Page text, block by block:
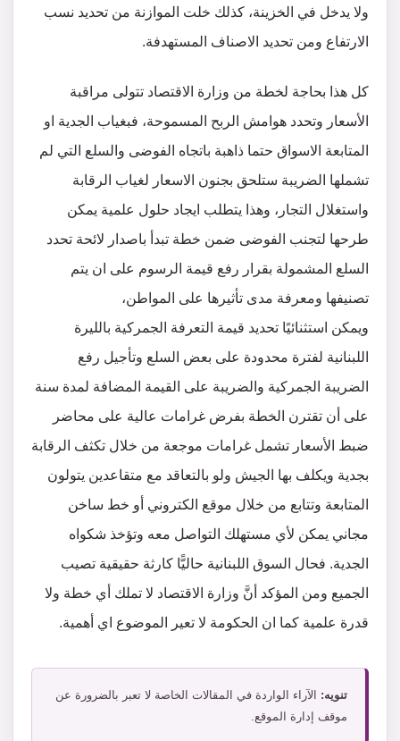
ولا يدخل في الخزينة، كذلك خلت الموازنة من تحديد نسب
الارتفاع ومن تحديد الاصناف المستهدفة.
كل هذا بحاجة لخطة من وزارة الاقتصاد تتولى مراقبة
الأسعار وتحدد هوامش الربح المسموحة، فبغياب الجدية او
المتابعة الاسواق حتما ذاهبة باتجاه الفوضى والسلع التي لم
تشملها الضريبة ستلحق بجنون الاسعار لغياب الرقابة
واستغلال التجار، وهذا يتطلب ايجاد حلول علمية يمكن
طرحها لتجنب الفوضى ضمن خطة تبدأ باصدار لائحة تحدد
السلع المشمولة بقرار رفع قيمة الرسوم على ان يتم
تصنيفها ومعرفة مدى تأثيرها على المواطن،
ويمكن استثنائيًا تحديد قيمة التعرفة الجمركية بالليرة
اللبنانية لفترة محدودة على بعض السلع وتأجيل رفع
الضريبة الجمركية والضريبة على القيمة المضافة لمدة سنة
على أن تقترن الخطة بفرض غرامات عالية على محاضر
ضبط الأسعار تشمل غرامات موجعة من خلال تكثف الرقابة
بجدية ويكلف بها الجيش ولو بالتعاقد مع متقاعدين يتولون
المتابعة وتتابع من خلال موقع الكتروني أو خط ساخن
مجاني يمكن لأي مستهلك التواصل معه وتؤخذ شكواه
الجدية. فحال السوق اللبنانية حاليًّا كارثة حقيقية تصيب
الجميع ومن المؤكد أنَّ وزارة الاقتصاد لا تملك أي خطة ولا
قدرة علمية كما ان الحكومة لا تعير الموضوع اي أهمية.
تنويه: الآراء الواردة في المقالات الخاصة لا تعبر بالضرورة عن
موقف إدارة الموقع.